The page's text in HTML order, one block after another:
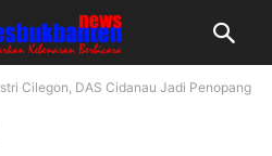
Cilegon, DAS Cidanau Jadi Penopang